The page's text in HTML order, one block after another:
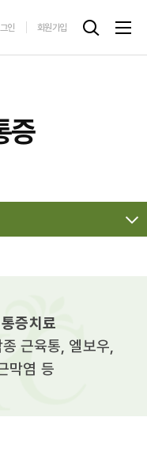
인 회원가입
증
증치료
근육통, 엘보우,
막염 등